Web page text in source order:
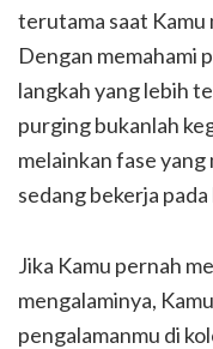
terutama saat Kamu
Dengan memahami
langkah yang lebih
purging bukanlah
melainkan fase
sedang bekerja
Jika Kamu pernah
mengalaminya,
pengalamanmu di